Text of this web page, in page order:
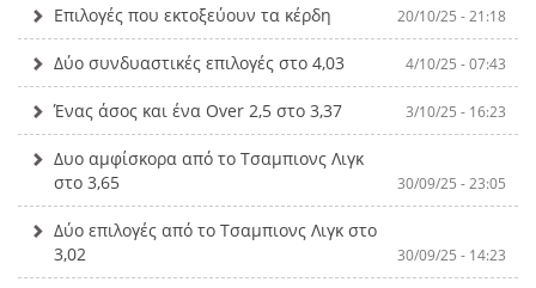
Επιλογές που εκτοξεύουν τα κέρδη 20/10/25 - 21:18
Δύο συνδυαστικές επιλογές στο 4,03 4/10/25 - 07:43
Ένας άσος και ένα Over 2,5 στο 3,37 3/10/25 - 16:23
Δυο αμφίσκορα από το Τσαμπιονς Λιγκ
στο 3,65
30/09/25 - 23:05
Δύο επιλογές από το Τσαμπιονς Λιγκ στο
3,02
30/09/25 - 14:23